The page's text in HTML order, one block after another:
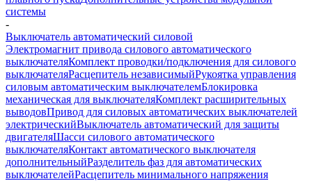
системы
-
Выключатель автоматический силовой
Электромагнит привода силового автоматического
выключателяКомплект проводки/подключения для силового
выключателяРасцепитель независимыйРукоятка управления
силовым автоматическим выключателемБлокировка
механическая для выключателяКомплект расширительных
выводовПривод для силовых автоматических выключателей
электрическийВыключатель автоматический для защиты
двигателяШасси силового автоматического
выключателяКонтакт автоматического выключателя
дополнительныйРазделитель фаз для автоматических
выключателейРасцепитель минимального напряжения